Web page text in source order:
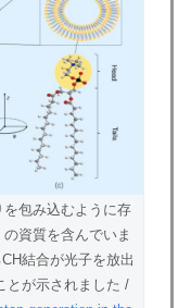
を包み込むように存
資質を含んでいま
結合が光子を放出
とが示されました /